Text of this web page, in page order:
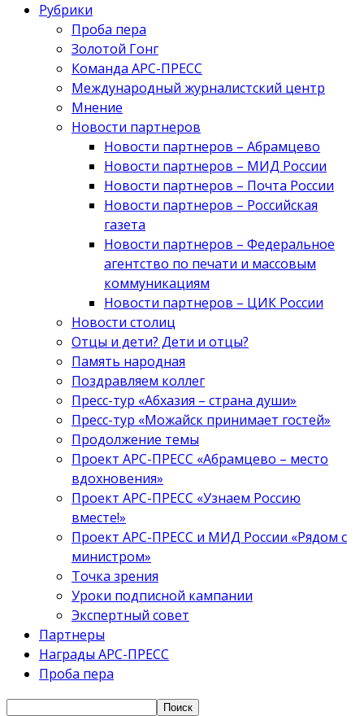
Рубрики
Проба пера
Золотой Гонг
Команда АРС-ПРЕСС
Международный журналистский центр
Мнение
Новости партнеров
Новости партнеров – Абрамцево
Новости партнеров – МИД России
Новости партнеров – Почта России
Новости партнеров – Российская
газета
Новости партнеров – Федеральное
агентство по печати и массовым
коммуникациям
Новости партнеров – ЦИК России
Новости столиц
Отцы и дети? Дети и отцы?
Память народная
Поздравляем коллег
Пресс-тур «Абхазия – страна души»
Пресс-тур «Можайск принимает гостей»
Продолжение темы
Проект АРС-ПРЕСС «Абрамцево – место
вдохновения»
Проект АРС-ПРЕСС «Узнаем Россию
вместе!»
Проект АРС-ПРЕСС и МИД России «Рядом с
министром»
Точка зрения
Уроки подписной кампании
Экспертный совет
Партнеры
Награды АРС-ПРЕСС
Проба пера